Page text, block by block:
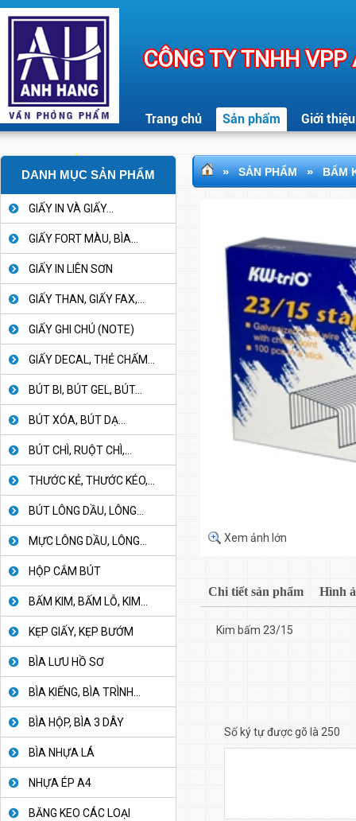
CÔNG TY TNHH
Trang chủ Sản phẩm Giới thiệu
DANH MỤC SẢN PHẨM
GIẤY IN VÀ GIẤY...
GIẤY FORT MÀU, BÌA...
GIẤY IN LIÊN SƠN
GIẤY THAN, GIẤY FAX,...
GIẤY GHI CHÚ (NOTE)
GIẤY DECAL, THẺ CHẤM...
BÚT BI, BÚT GEL, BÚT...
BÚT XÓA, BÚT DẠ...
BÚT CHÌ, RUỘT CHÌ,...
THƯỚC KẺ, THƯỚC KÉO,...
BÚT LÔNG DẦU, LÔNG...
MỰC LÔNG DẦU, LÔNG...
HỘP CẮM BÚT
BẤM KIM, BẤM LỖ, KIM...
KẸP GIẤY, KẸP BƯỚM
BÌA LƯU HỒ SƠ
BÌA KIẾNG, BÌA TRÌNH...
BÌA HỘP, BÌA 3 DÂY
BÌA NHỰA LÁ
NHỰA ÉP A4
BĂNG KEO CÁC LOẠI
» SẢN PHẨM » BẤM
Xem ảnh lớn
Chi tiết sản phẩm Hình
Kim bấm 23/15
Số ký tự được gõ là 250